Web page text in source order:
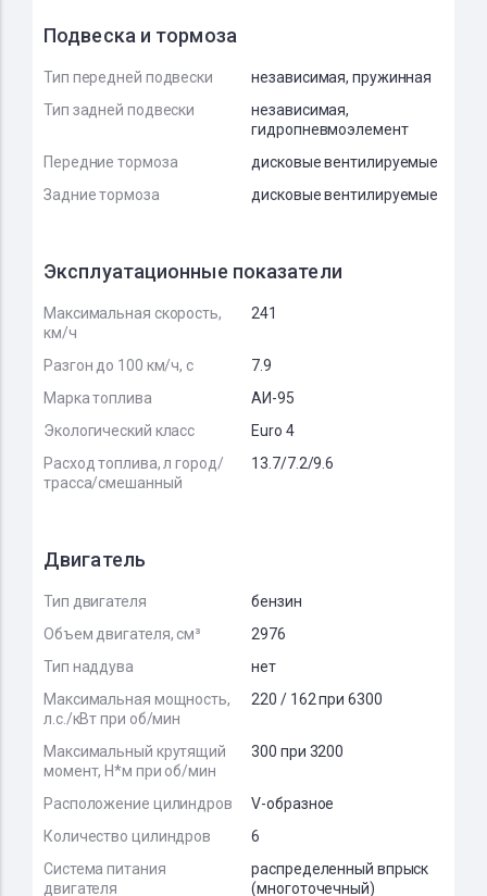
Подвеска и тормоза
Тип передней подвески
независимая, пружинная
Тип задней подвески
независимая,
гидропневмоэлемент
Передние тормоза
дисковые вентилируемые
Задние тормоза
дисковые вентилируемые
Эксплуатационные показатели
Максимальная скорость,
км/ч
241
Разгон до 100 км/ч, с
7.9
Марка топлива
АИ-95
Экологический класс
Euro 4
Расход топлива, л город/
трасса/смешанный
13.7/7.2/9.6
Двигатель
Тип двигателя
бензин
Объем двигателя, см³
2976
Тип наддува
нет
Максимальная мощность,
л.с./кВт при об/мин
220 / 162 при 6300
Максимальный крутящий
момент, Н*м при об/мин
300 при 3200
Расположение цилиндров
V-образное
Количество цилиндров
6
Система питания
двигателя
распределенный впрыск
(многоточечный)